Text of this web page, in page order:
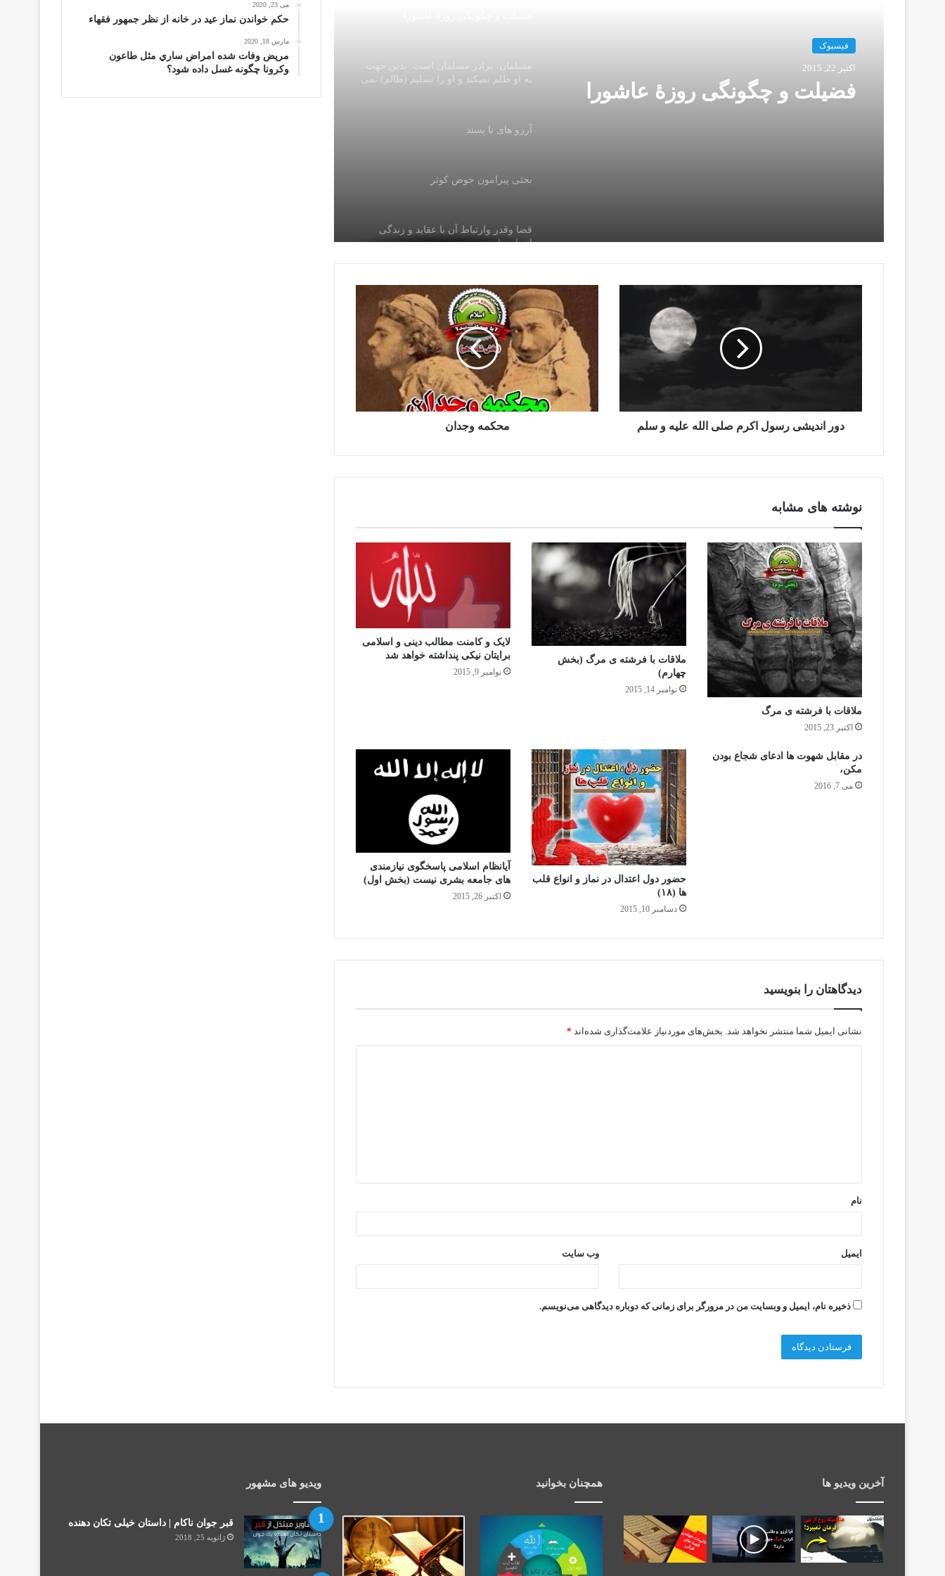
فیسبوک
اکتبر 22, 2015
فضيلت و چگونگی روزۀ عاشورا
مسلمان، برادر مسلمان است. بدین جهت
به او ظلم نمیکند و او را تسلیم (ظالم) نمی
آرزو های نا پسند
بحثی پیرامون حوض کوثر
قضا وقدر وارتباط آن با عقاید و زندگی
انسان ها
از مراحل روز قیامت، ترازو یا میزان
محكمه وجدان
حکم تجلیل از میلادالنبی صلی الله علیه
وسلم !!!
عاشورا چیست و از کجا آغاز گردیده؟
فضيلت و چگونگی روزۀ عاشورا
مسلمان، برادر مسلمان است. بدین جهت
نمای
دور اندیشی رسول اکرم صلی الله علیه و سلم محكمه وجدان
نوشته های مشابه
ملاقات با فرشته ی مرگ
اکتبر 23, 2015
ملاقات با فرشته ی مرگ (بخش
چهارم)
نوامبر 14, 2015
لایک و کامنت مطالب دینی و اسلامی
برایتان نیکی پنداشته خواهد شد
نوامبر 9, 2015
در مقابل شهوت ها ادعای شجاع بودن
مکن،
می 7, 2016
حضور دول اعتدال در نماز و انواع قلب
ها (١٨)
دسامبر 10, 2015
آیانظام اسلامی پاسخگوی نیازمندی
های جامعه بشری نیست (بخش اول)
اکتبر 26, 2015
دیدگاهتان را بنویسید
نشانی ایمیل شما منتشر نخواهد شد. بخش‌های موردنیاز علامت‌گذاری شده‌اند *
*
نام
ایمیل وب‌ سایت
ذخیره نام، ایمیل و وبسایت من در مرورگر برای زمانی که دوباره دیدگاهی می‌نویسم.
می 23, 2020
حكم خواندن نماز عيد در خانه از نظر جمهور فقهاء
مارس 18, 2020
مریض وفات شده امراض ساري مثل طاعون
وكرونا چگونه غسل داده شود؟
آخرین ویدیو ها همچنان بخوانید ویدیو های مشهور
قبر جوان ناکام | داستان خیلی تکان دهنده
ژانویه 25, 2018